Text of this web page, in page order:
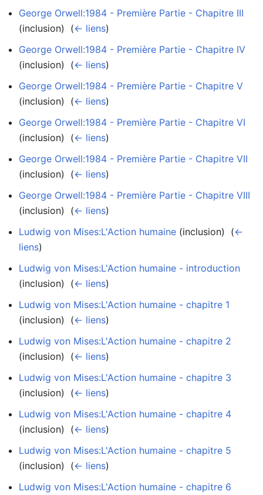
George Orwell:1984 - Première Partie - Chapitre III
(inclusion) ‎ (← liens)
George Orwell:1984 - Première Partie - Chapitre IV
(inclusion) ‎ (← liens)
George Orwell:1984 - Première Partie - Chapitre V
(inclusion) ‎ (← liens)
George Orwell:1984 - Première Partie - Chapitre VI
(inclusion) ‎ (← liens)
George Orwell:1984 - Première Partie - Chapitre VII
(inclusion) ‎ (← liens)
George Orwell:1984 - Première Partie - Chapitre VIII
(inclusion) ‎ (← liens)
Ludwig von Mises:L'Action humaine (inclusion) ‎ (←
liens)
Ludwig von Mises:L'Action humaine - introduction
(inclusion) ‎ (← liens)
Ludwig von Mises:L'Action humaine - chapitre 1
(inclusion) ‎ (← liens)
Ludwig von Mises:L'Action humaine - chapitre 2
(inclusion) ‎ (← liens)
Ludwig von Mises:L'Action humaine - chapitre 3
(inclusion) ‎ (← liens)
Ludwig von Mises:L'Action humaine - chapitre 4
(inclusion) ‎ (← liens)
Ludwig von Mises:L'Action humaine - chapitre 5
(inclusion) ‎ (← liens)
Ludwig von Mises:L'Action humaine - chapitre 6